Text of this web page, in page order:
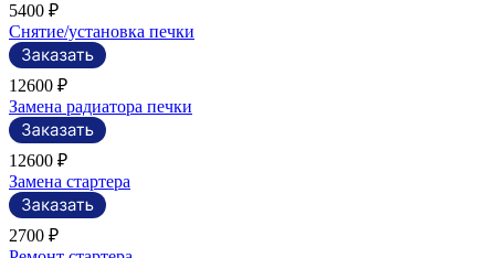
5400 ₽
Снятие/установка печки
12600 ₽
Замена радиатора печки
12600 ₽
Замена стартера
2700 ₽